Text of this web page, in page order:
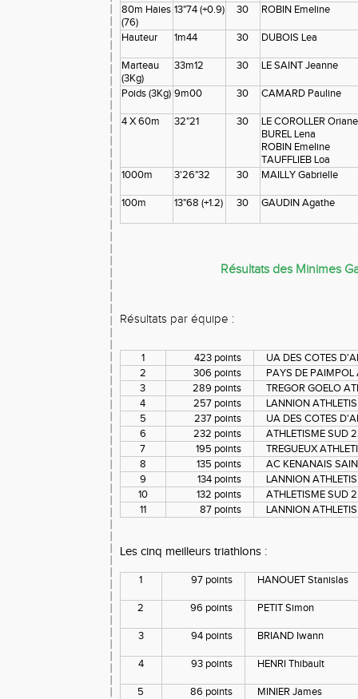
80m Haies
(76)
13"74 (+0.9) 30 ROBIN Emeline
Hauteur 1m44 30 DUBOIS Lea
Marteau
(3Kg)
33m12 30 LE SAINT Jeanne
Poids (3Kg) 9m00 30 CAMARD Pauline
4 X 60m 32"21 30
LE COROLLER Oriane
BUREL Lena
ROBIN Emeline
TAUFFLIEB Loa
1000m
3'26"32 30 MAILLY Gabrielle
100m 13"68 (+1.2) 30 GAUDIN Agathe
Résultats des Minimes
Résultats par équipe :
1 423 points
UA DES COTES
2
306 points
PAYS DE PAIMPOL
3
289 points
TREGOR GOELO
4
257 points
LANNION
5
237 points
UA DES COTES
6
232 points
ATHLETISME SUD
7
195 points
TREGUEUX
8
135 points
AC KENANAIS
9
134 points
LANNION
10
132 points
ATHLETISME SUD
11
87 points LANNION
Les cinq meilleurs triathlons :
1 97 points HANOUET Stanislas
2 96 points PETIT Simon
3 94 points BRIAND Iwann
4 93 points HENRI Thibault
5 86 points MINIER James